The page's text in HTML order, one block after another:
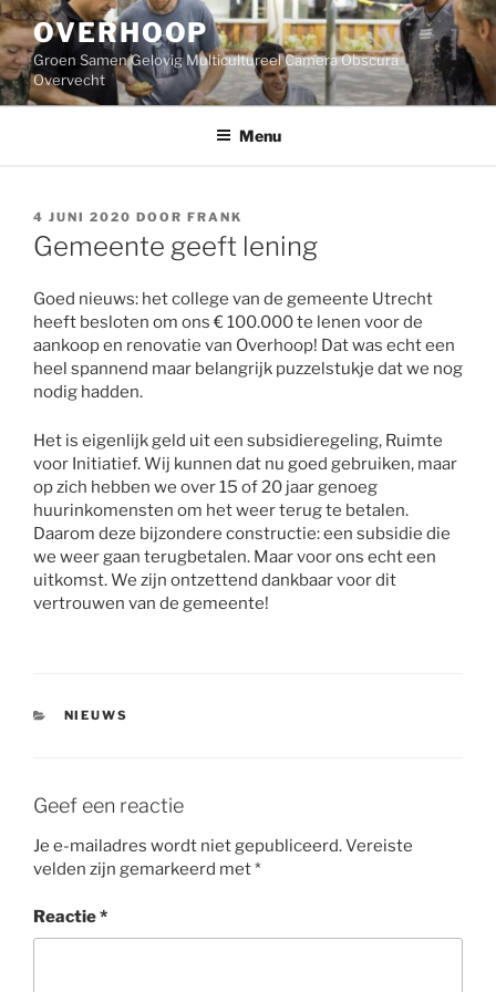
Ga
naar
de
inhoud
OVERHOOP
Groen Samen Gelovig Multicultureel Camera Obscura
Overvecht
Menu
GEPLAATST
4 JUNI 2020 DOOR FRANK
Gemeente geeft lening
Goed nieuws: het college van de gemeente Utrecht
heeft besloten om ons € 100.000 te lenen voor de
aankoop en renovatie van Overhoop! Dat was echt een
heel spannend maar belangrijk puzzelstukje dat we nog
nodig hadden.
Het is eigenlijk geld uit een subsidieregeling, Ruimte
voor Initiatief. Wij kunnen dat nu goed gebruiken, maar
op zich hebben we over 15 of 20 jaar genoeg
huurinkomensten om het weer terug te betalen.
Daarom deze bijzondere constructie: een subsidie die
we weer gaan terugbetalen. Maar voor ons echt een
uitkomst. We zijn ontzettend dankbaar voor dit
vertrouwen van de gemeente!
CATEGORIEËN
NIEUWS
Geef een reactie
Je e-mailadres wordt niet gepubliceerd.Vereiste
velden zijn gemarkeerd met*
Reactie*